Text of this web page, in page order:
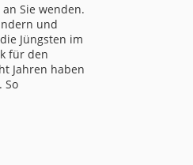
Sie wenden.
und
Jüngsten im
für den
Jahren haben
So